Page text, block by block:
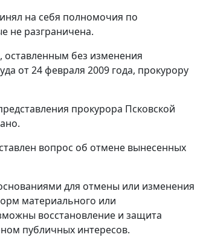
на себя полномочия по
не разграничена.
оставленным без изменения
от 24 февраля 2009 года, прокурору
прокурора Псковской
вопрос об отмене вынесенных
для отмены или изменения
материального или
восстановление и защита
публичных интересов.